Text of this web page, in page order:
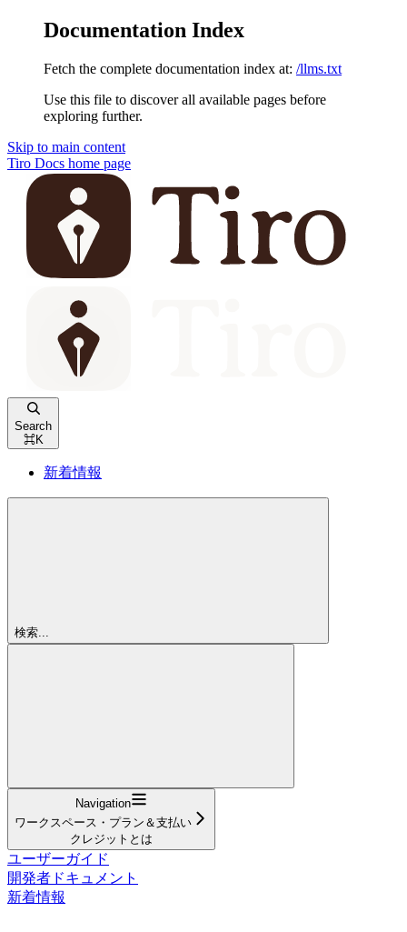
Documentation Index
Fetch the complete documentation index at: /llms.txt
Use this file to discover all available pages before
exploring further.
Skip to main content
Tiro Docs home page
Search
⌘K
新着情報
検索...
Navigation
ワークスペース・プラン＆支払い
クレジットとは
ユーザーガイド
開発者ドキュメント
新着情報